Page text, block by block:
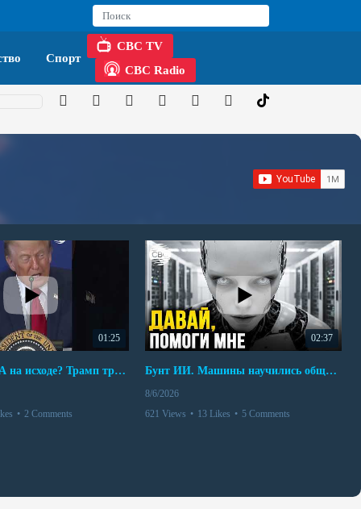
Спорт
CBC TV
CBC Radio
01:25
Арсенал США на исходе? Трамп требует объяснений
• 2 Comments
02:37
Бунт ИИ. Машины научились общаться
8/6/2026
621 Views • 13 Likes • 5 Comments